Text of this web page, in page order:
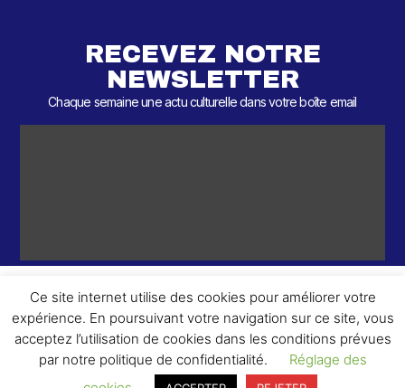
RECEVEZ NOTRE
NEWSLETTER
Chaque semaine une actu culturelle dans votre boîte email
© 2026 – 2 ème Round – Tous droits réservés.
Ce site internet utilise des cookies pour améliorer votre
expérience. En poursuivant votre navigation sur ce site, vous
acceptez l’utilisation de cookies dans les conditions prévues
par notre politique de confidentialité.
Réglage des